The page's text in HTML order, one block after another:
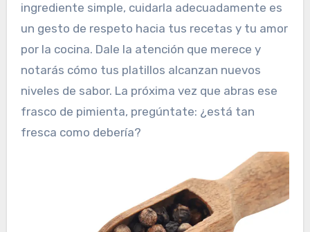
ingrediente simple, cuidarla adecuadamente es
un gesto de respeto hacia tus recetas y tu amor
por la cocina. Dale la atención que merece y
notarás cómo tus platillos alcanzan nuevos
niveles de sabor. La próxima vez que abras ese
frasco de pimienta, pregúntate: ¿está tan
fresca como debería?